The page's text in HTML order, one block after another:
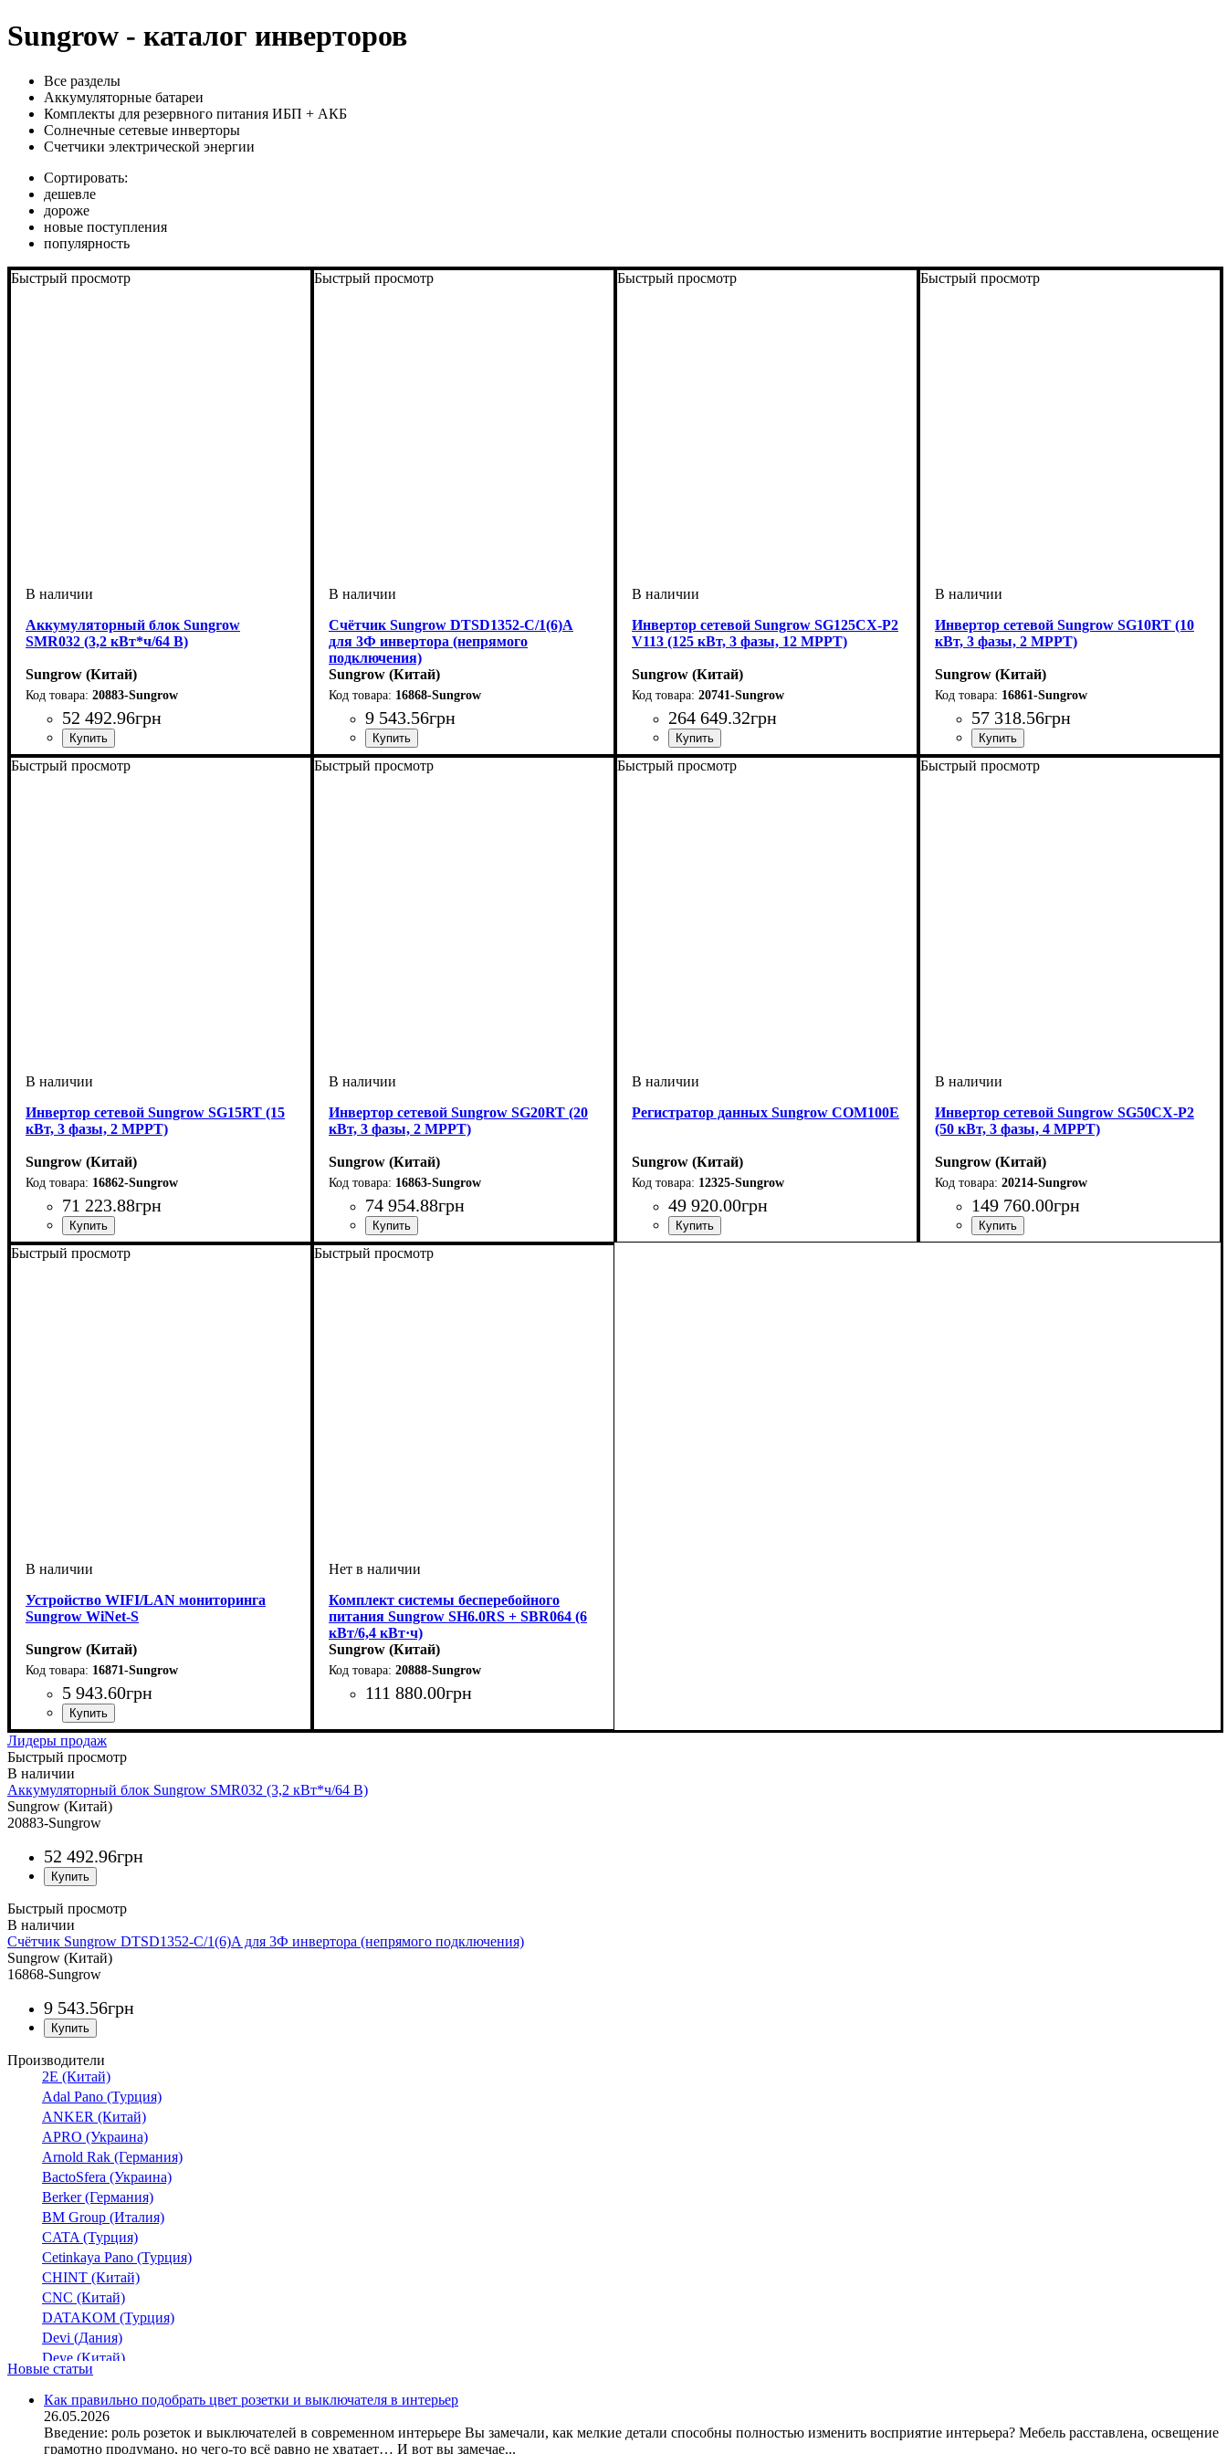
Sungrow - каталог инверторов
Все разделы
Аккумуляторные батареи
Комплекты для резервного питания ИБП + АКБ
Солнечные сетевые инверторы
Счетчики электрической энергии
Сортировать:
дешевле
дороже
новые поступления
популярность
Быстрый просмотр
Аккумуляторный блок Sungrow
SMR032 (3,2 кВт*ч/64 В)
Sungrow (Китай)
20883-Sungrow
52 492.96грн
Быстрый просмотр
Счётчик Sungrow DTSD1352-C/1(6)A
для 3Ф инвертора (непрямого
подключения)
Sungrow (Китай)
16868-Sungrow
9 543.56грн
Дисплей: Электронный (ЖКИ)
Быстрый просмотр
Инвертор сетевой Sungrow SG125CX-P2
V113 (125 кВт, 3 фазы, 12 MPPT)
Sungrow (Китай)
20741-Sungrow
264 649.32грн
Быстрый просмотр
Инвертор сетевой Sungrow SG10RT (10
кВт, 3 фазы, 2 MPPT)
Sungrow (Китай)
16861-Sungrow
57 318.56грн
Быстрый просмотр
Инвертор сетевой Sungrow SG15RT (15
кВт, 3 фазы, 2 MPPT)
Sungrow (Китай)
16862-Sungrow
71 223.88грн
Быстрый просмотр
Инвертор сетевой Sungrow SG20RT (20
кВт, 3 фазы, 2 MPPT)
Sungrow (Китай)
16863-Sungrow
74 954.88грн
Быстрый просмотр
Регистратор данных Sungrow COM100E
Sungrow (Китай)
12325-Sungrow
49 920.00грн
Быстрый просмотр
Инвертор сетевой Sungrow SG50CX-P2
(50 кВт, 3 фазы, 4 MPPT)
Sungrow (Китай)
20214-Sungrow
149 760.00грн
Быстрый просмотр
Устройство WIFI/LAN мониторинга
Sungrow WiNet-S
Sungrow (Китай)
16871-Sungrow
5 943.60грн
Быстрый просмотр
Комплект системы бесперебойного
питания Sungrow SH6.0RS + SBR064 (6
кВт/6,4 кВт·ч)
Sungrow (Китай)
20888-Sungrow
111 880.00грн
Лидеры продаж
Быстрый просмотр
Аккумуляторный блок Sungrow SMR032 (3,2 кВт*ч/64 В)
Sungrow (Китай)
20883-Sungrow
52 492.96грн
Быстрый просмотр
Счётчик Sungrow DTSD1352-C/1(6)A для 3Ф инвертора (непрямого подключения)
Sungrow (Китай)
16868-Sungrow
9 543.56грн
Производители
2E (Китай)
Adal Pano (Турция)
ANKER (Китай)
APRO (Украина)
Arnold Rak (Германия)
BactoSfera (Украина)
Berker (Германия)
BM Group (Италия)
CATA (Турция)
Cetinkaya Pano (Турция)
CHINT (Китай)
CNC (Китай)
DATAKOM (Турция)
Devi (Дания)
Deye (Китай)
DigiTop (Украина)
DKC (Украина)
Dyness (Китай)
E.NEXT (Украина)
Новые статьи
Как правильно подобрать цвет розетки и выключателя в интерьер
26.05.2026
Введение: роль розеток и выключателей в современном интерьере Вы замечали, как мелкие детали способны полностью изменить восприятие интерьера? Мебель расставлена, освещение
грамотно продумано, но чего-то всё равно не хватает… И вот вы замечае...